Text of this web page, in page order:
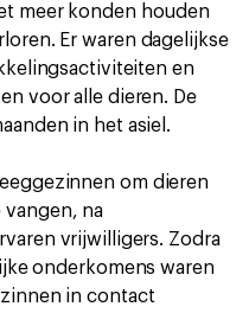
meer konden houden
Er waren dagelijkse
en
voor alle dieren. De
in het asiel.
om dieren
na
vrijwilligers. Zodra
onderkomens waren
in contact